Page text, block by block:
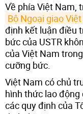
Về phía Việt Nam,
Bộ Ngoại giao
định kết luận điều
bức của USTR
của Việt Nam
cưỡng bức.
Việt Nam có chủ
hình thức lao
các quy định của